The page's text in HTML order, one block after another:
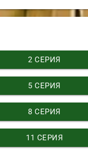
2 СЕРИЯ
5 СЕРИЯ
8 СЕРИЯ
11 СЕРИЯ